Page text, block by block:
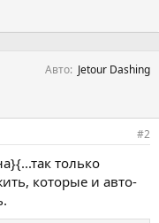
Авто Jetour Dashing
#2
только
которые и авто-